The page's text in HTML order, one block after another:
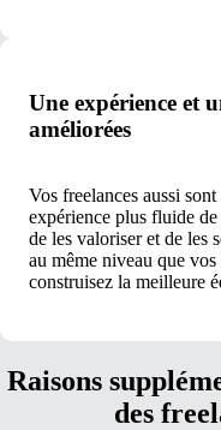
Une expérience et
améliorées
Vos freelances aussi
expérience plus fluide
de les valoriser et de les
au même niveau que
construisez la meilleure
Raisons
des